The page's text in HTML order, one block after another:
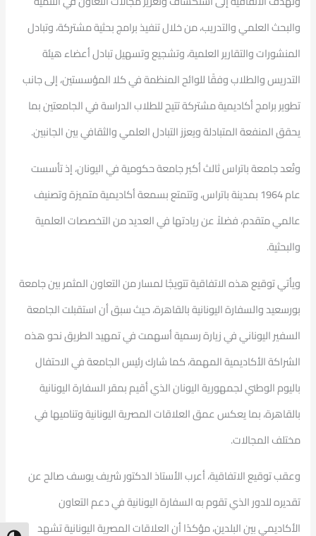
والبحث العلمي والتدريب، من خلال تنفيذ برامج بحثية مشتركة، وتبادل
المنشورات والتقارير العلمية، وتشجيع وتسهيل تبادل أعضاء هيئة
التدريس والطلاب وفقًا للوائح المنظمة في كلا المؤسستين، إلى جانب
تطوير برامج أكاديمية مشتركة تتيح للطلاب الدراسة في الجامعتين بما
يحقق المنفعة المتبادلة ويعزز التبادل العلمي والثقافي بين الجانبين.
وتُعد جامعة باتراس ثالث أكبر جامعة حكومية في اليونان، إذ تأسست
عام 1964 بمدينة باتراس، وتتمتع بسمعة أكاديمية متميزة وتصنيف
عالمي متقدم، فضلاً عن ريادتها في العديد من التخصصات العلمية
والبحثية.
ويأتي توقيع هذه الاتفاقية تتويجًا لمسار من التعاون المثمر بين جامعة
بورسعيد والسفارة اليونانية بالقاهرة، حيث سبق أن استقبلت الجامعة
السفير اليوناني في زيارة رسمية أسهمت في تمهيد الطريق نحو هذه
الشراكة الأكاديمية المهمة، كما شارك رئيس الجامعة في الاحتفال
باليوم الوطني لجمهورية اليونان الذي أقيم بمقر السفارة اليونانية
بالقاهرة، بما يعكس عمق العلاقات المصرية اليونانية وتناميها في
مختلف المجالات.
وعقب توقيع الاتفاقية، أعرب الأستاذ الدكتور شريف يوسف صالح عن
تقديره للدور الذي تقوم به السفارة اليونانية في دعم التعاون
الأكاديمي بين البلدين، مؤكدًا أن العلاقات المصرية اليونانية تشهد